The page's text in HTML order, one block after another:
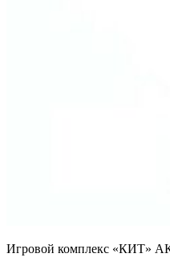
Игровой комплекс